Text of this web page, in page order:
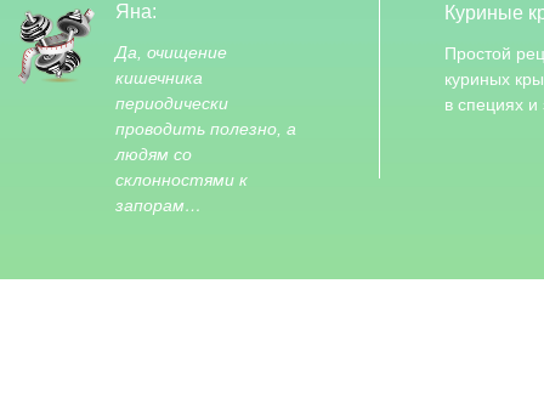
Яна:
Да, очищение
кишечника
периодически
проводить полезно, а
людям со
склонностями к
запорам…
Куриные
Простой
куриных
в специях